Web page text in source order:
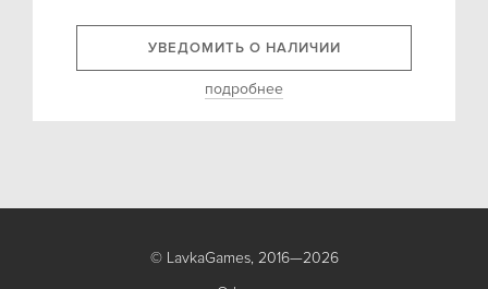
УВЕДОМИТЬ О НАЛИЧИИ
подробнее
© LavkaGames, 2016—2026